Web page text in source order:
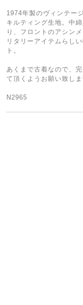
1974年製のヴィンテー
キルティング生地。中
り、フロントのアシン
リタリーアイテムらし
ト。
あくまで古着なので、
て頂くようお願い致しま
N2965